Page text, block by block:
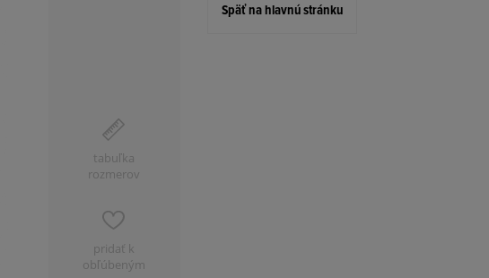
tabuľka
rozmerov
pridať k
obľúbeným
Späť na hlavnú stránku